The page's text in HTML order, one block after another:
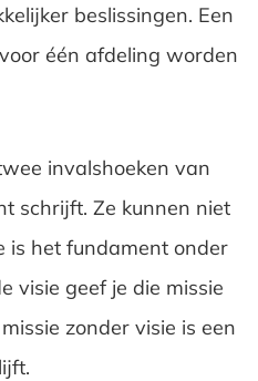
beslissingen. Een
één afdeling worden
invalshoeken van
schrijft. Ze kunnen niet
is het fundament onder
visie geef je die missie
zonder visie is een